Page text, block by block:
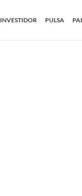
PULSA